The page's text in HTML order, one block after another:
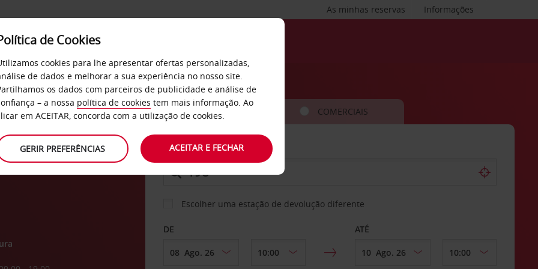
Informações
As minhas reservas
SERVIÇOS EMPRESAS
CARRO COMERCIAIS
LEVANTAR EM
Escolher uma estação de devolução diferente
DE ATÉ
de Cookies
cookies para lhe apresentar ofertas personalizadas,
de dados e melhorar a sua experiência no nosso site.
os dados com parceiros de publicidade e análise de
– a nossa política de cookies tem mais informação. Ao
em ACEITAR, concorda com a utilização de cookies.
GERIR PREFERÊNCIAS ACEITAR E FECHAR